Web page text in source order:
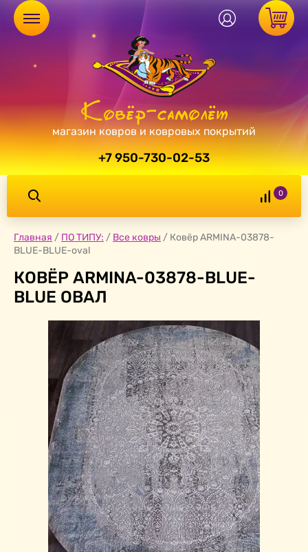
магазин ковров и ковровых покрытий
+7 950-730-02-53
0
Главная / ПО ТИПУ: / Все ковры / Ковёр ARMINA-03878-
BLUE-BLUE-oval
КОВЁР ARMINA-03878-BLUE-
BLUE ОВАЛ